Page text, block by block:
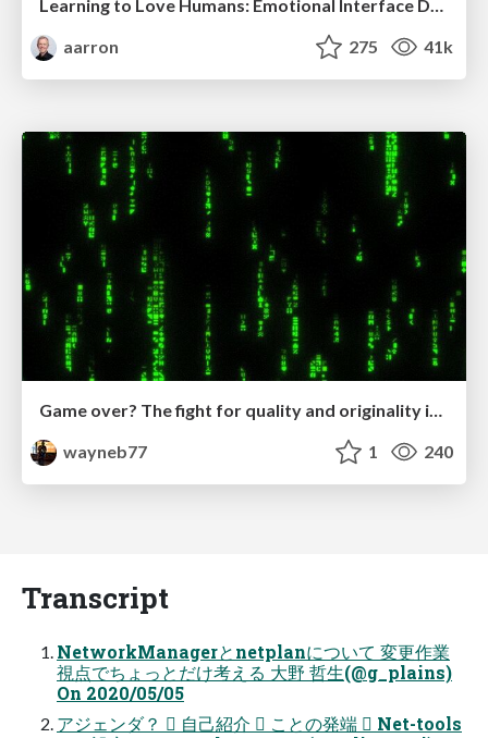
aarron
275 41k
Game over? The fight for quality and originality in the time of robots
wayneb77
1 240
Transcript
NetworkManagerとnetplanについて 変更作業
視点でちょっとだけ考える 大野 哲生(@g_plains)
On 2020/05/05
アジェンダ？  自己紹介  ことの発端  Net-tools